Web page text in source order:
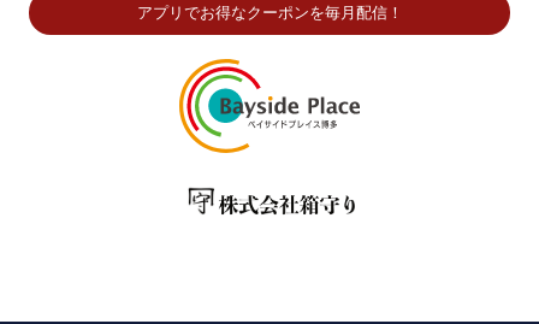
アプリでお得なクーポンを毎月配信！